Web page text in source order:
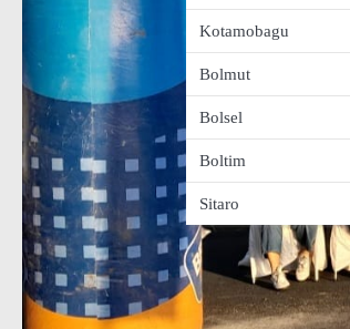
Kotamobagu
Bolmut
Bolsel
Boltim
Sitaro